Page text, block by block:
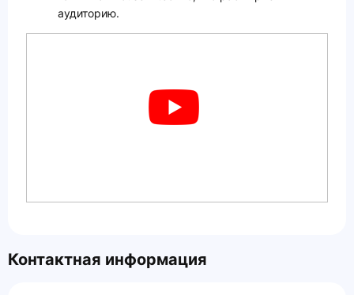
аудиторию.
Контактная информация